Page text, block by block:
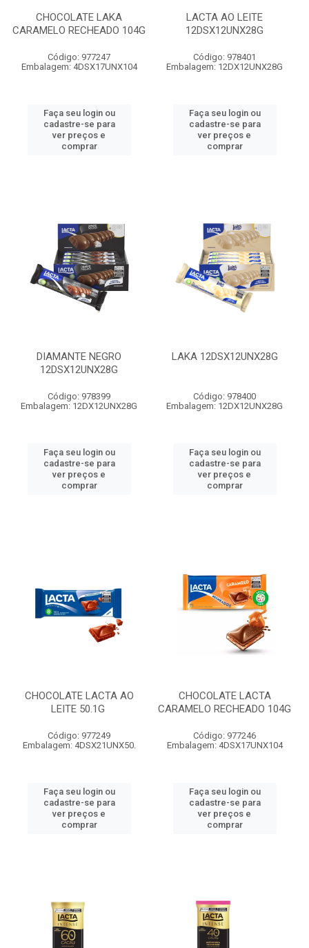
CHOCOLATE LAKA
CARAMELO RECHEADO 104G
Código: 977247
Embalagem: 4DSX17UNX104
Faça seu login ou
cadastre-se para
ver preços e
comprar
LACTA AO LEITE
12DSX12UNX28G
Código: 978401
Embalagem: 12DX12UNX28G
Faça seu login ou
cadastre-se para
ver preços e
comprar
DIAMANTE NEGRO
12DSX12UNX28G
Código: 978399
Embalagem: 12DX12UNX28G
Faça seu login ou
cadastre-se para
ver preços e
comprar
LAKA 12DSX12UNX28G
Código: 978400
Embalagem: 12DX12UNX28G
Faça seu login ou
cadastre-se para
ver preços e
comprar
CHOCOLATE LACTA AO
LEITE 50.1G
Código: 977249
Embalagem: 4DSX21UNX50.
Faça seu login ou
cadastre-se para
ver preços e
comprar
CHOCOLATE LACTA
CARAMELO RECHEADO 104G
Código: 977246
Embalagem: 4DSX17UNX104
Faça seu login ou
cadastre-se para
ver preços e
comprar